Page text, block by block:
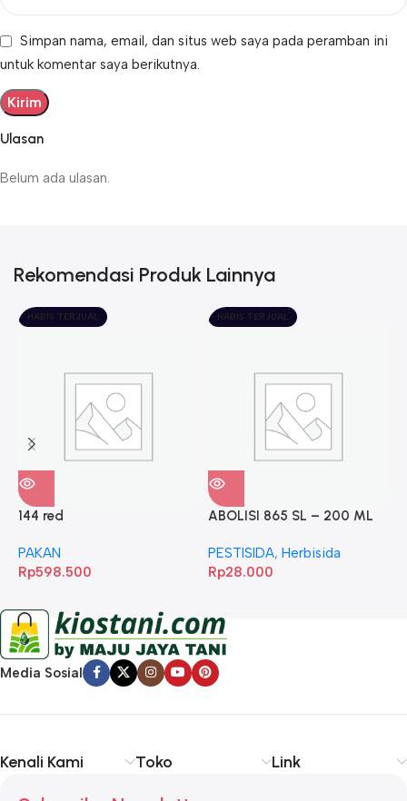
Ulasan
Belum ada ulasan.
Simpan nama, email, dan situs web saya pada peramban ini
untuk komentar saya berikutnya.
Rekomendasi Produk Lainnya
HABIS TERJUAL
144 red
PAKAN
Rp598.500
HABIS TERJUAL
ABOLISI 865 SL – 200 ML
PESTISIDA, Herbisida
Rp28.000
Media Sosial
Kenali Kami Toko Link